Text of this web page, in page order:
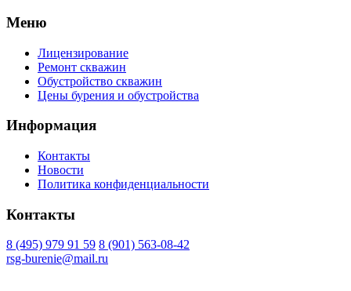
Меню
Лицензирование
Ремонт скважин
Обустройство скважин
Цены бурения и обустройства
Информация
Контакты
Новости
Политика конфиденциальности
Контакты
8 (495) 979 91 59 8 (901) 563-08-42
rsg-burenie@mail.ru